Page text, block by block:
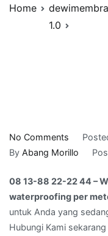
Home
1.0
No Comments
08
88
22-
22
44
By Abang Morillo
08 13-88 22-22 44 –
waterproofing per
untuk Anda yang
Hubungi Kami